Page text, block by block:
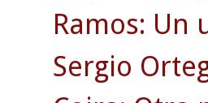
Ramos: Un
Sergio